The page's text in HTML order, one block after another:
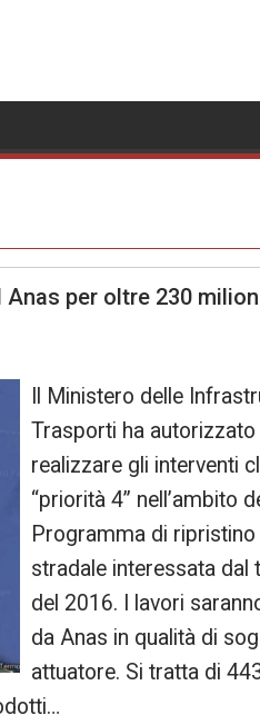
per oltre 230
Il Ministero delle
Trasporti ha autorizzato
realizzare gli interventi
“priorità 4” nell’ambito
Programma di ripristino
stradale interessata dal
del 2016. I lavori
da Anas in qualità di
attuatore. Si tratta di